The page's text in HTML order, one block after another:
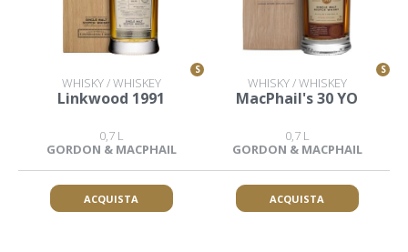
S
WHISKY / WHISKEY
Linkwood 1991
0,7 L
GORDON & MACPHAIL
ACQUISTA
S
WHISKY / WHISKEY
MacPhail's 30 YO
0,7 L
GORDON & MACPHAIL
ACQUISTA